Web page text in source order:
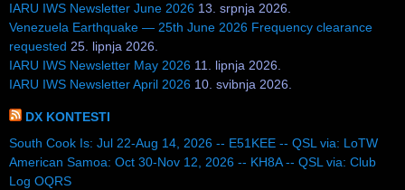
IARU IWS Newsletter June 2026 13. srpnja 2026.
Venezuela Earthquake — 25th June 2026 Frequency clearance
requested 25. lipnja 2026.
IARU IWS Newsletter May 2026 11. lipnja 2026.
IARU IWS Newsletter April 2026 10. svibnja 2026.
DX KONTESTI
South Cook Is: Jul 22-Aug 14, 2026 -- E51KEE -- QSL via: LoTW
American Samoa: Oct 30-Nov 12, 2026 -- KH8A -- QSL via: Club
Log OQRS